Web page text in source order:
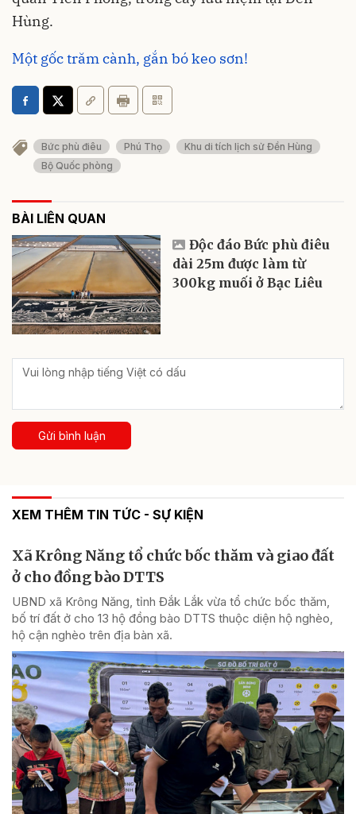
Hùng.
Một gốc trăm cành, gắn bó keo sơn!
Bức phù điêu Phú Thọ
Khu di tích lịch sử Đền Hùng
Bộ Quốc phòng
BÀI LIÊN QUAN
Độc đáo Bức phù điêu
dài 25m được làm từ
300kg muối ở Bạc Liêu
Gửi bình luận
XEM THÊM TIN TỨC - SỰ KIỆN
Xã Krông Năng tổ chức bốc thăm và giao đất
ở cho đồng bào DTTS
UBND xã Krông Năng, tỉnh Đắk Lắk vừa tổ chức bốc thăm,
bố trí đất ở cho 13 hộ đồng bào DTTS thuộc diện hộ nghèo,
hộ cận nghèo trên địa bàn xã.